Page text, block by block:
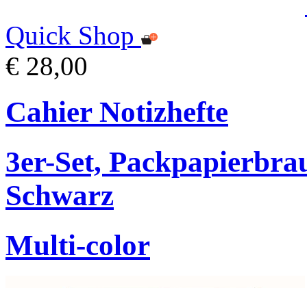
Quick Shop
€ 28,00
Cahier Notizhefte
3er-Set,
Schwarz
Multi-color